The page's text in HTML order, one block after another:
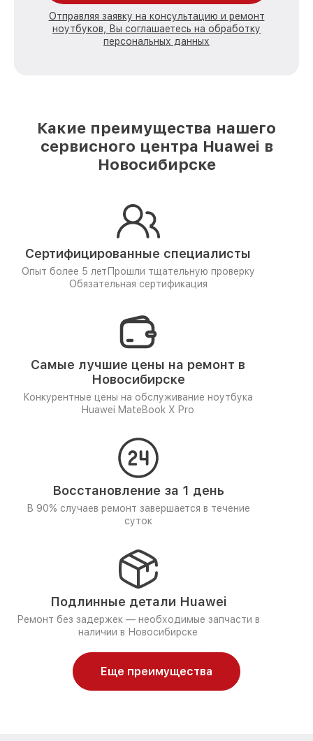
Отправляя заявку на консультацию и ремонт
ноутбуков, Вы соглашаетесь на обработку
персональных данных
Какие преимущества нашего
сервисного центра Huawei в
Новосибирске
Сертифицированные специалисты
Опыт более 5 лет Прошли тщательную проверку
Обязательная сертификация
Самые лучшие цены на ремонт в
Новосибирске
Конкурентные цены на обслуживание ноутбука
Huawei MateBook X Pro
Восстановление за 1 день
В 90% случаев ремонт завершается в течение
суток
Подлинные детали Huawei
Ремонт без задержек — необходимые запчасти в
наличии в Новосибирске
Еще преимущества